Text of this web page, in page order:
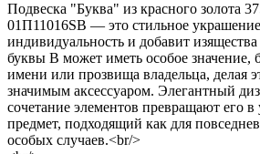
Подвеска "Буква" из красного золота
01П11016SВ — это стильное
индивидуальность и добавит
буквы В может иметь особое значение,
имени или прозвища владельца, делая
значимым аксессуаром. Элегантный
сочетание элементов превращают его
предмет, подходящий как для
особых случаев.<br/>